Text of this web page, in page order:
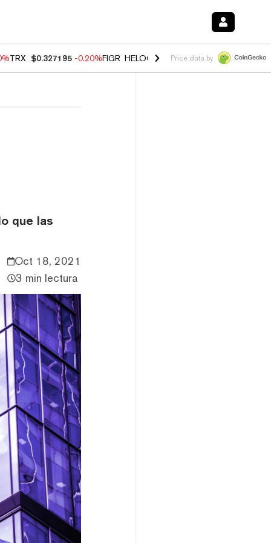
TRX $0.327195 -0.20%FIGR_HELOC $1.02 1.70% HYPE $55.77 -
Price data by
que las
Oct 18, 2021
3 min lectura